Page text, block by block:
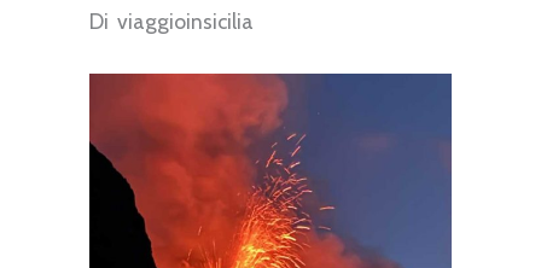
Di viaggioinsicilia